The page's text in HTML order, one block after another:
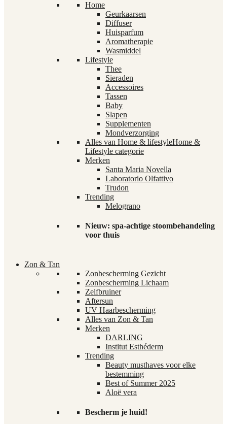
Home
Geurkaarsen
Diffuser
Huisparfum
Aromatherapie
Wasmiddel
Lifestyle
Thee
Sieraden
Accessoires
Tassen
Baby
Slapen
Supplementen
Mondverzorging
Alles van Home & lifestyleHome &
Lifestyle categorie
Merken
Santa Maria Novella
Laboratorio Olfattivo
Trudon
Trending
Melograno
Nieuw: spa-achtige stoombehandeling
voor thuis
Zon & Tan
Zonbescherming Gezicht
Zonbescherming Lichaam
Zelfbruiner
Aftersun
UV Haarbescherming
Alles van Zon & Tan
Merken
DARLING
Institut Esthéderm
Trending
Beauty musthaves voor elke
bestemming
Best of Summer 2025
Aloë vera
Bescherm je huid!